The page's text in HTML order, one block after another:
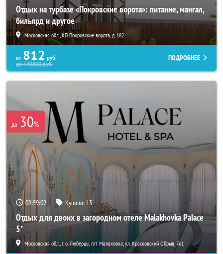
Отдых на турбазе «Покровские ворота»: питание, мангал,
бильярд и другое
Московская обл., КП Покровские ворота, д. 182
от 812 руб.
до140800руб.
ПОДРОБНЕЕ
до 30%
09:59:01 Купили: 13
Отдых для двоих в загородном отеле Malakhovka Palace
5*
Московская обл., г. о. Люберцы, пгт Малаховка, ул. Красковский Обрыв, 7к1